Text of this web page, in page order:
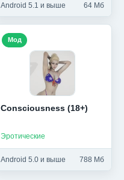
Android 5.1 и выше 64 Мб
Consciousness (18+)
Эротические
Android 5.0 и выше 788 Мб
Мод